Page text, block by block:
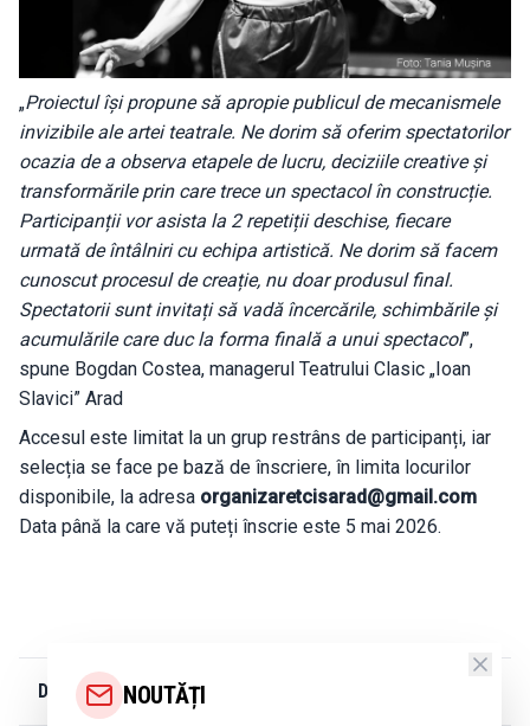
„Proiectul își propune să apropie publicul de mecanismele
invizibile ale artei teatrale. Ne dorim să oferim spectatorilor
ocazia de a observa etapele de lucru, deciziile creative și
transformările prin care trece un spectacol în construcție.
Participanții vor asista la 2 repetiții deschise, fiecare
urmată de întâlniri cu echipa artistică. Ne dorim să facem
cunoscut procesul de creație, nu doar produsul final.
Spectatorii sunt invitați să vadă încercările, schimbările și
acumulările care duc la forma finală a unui spectacol”,
spune Bogdan Costea, managerul Teatrului Clasic „Ioan
Slavici” Arad
Accesul este limitat la un grup restrâns de participanți, iar
selecția se face pe bază de înscriere, în limita locurilor
disponibile, la adresa organizaretcisarad@gmail.com
Data până la care vă puteți înscrie este 5 mai 2026.
DISTRIBUIE:NOUTĂȚI